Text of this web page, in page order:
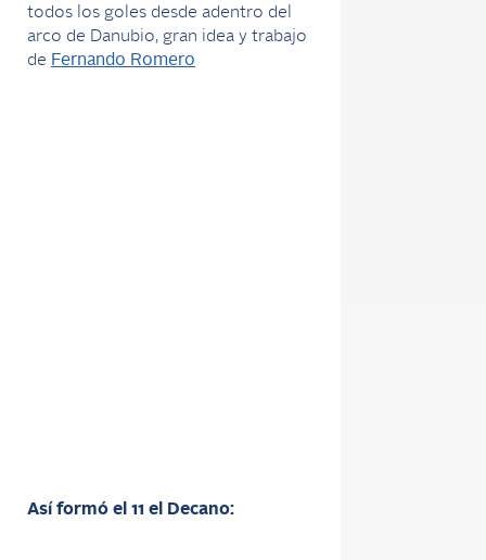
todos los goles desde adentro del
arco de Danubio, gran idea y trabajo
de Fernando Romero
Así formó el 11 el Decano: